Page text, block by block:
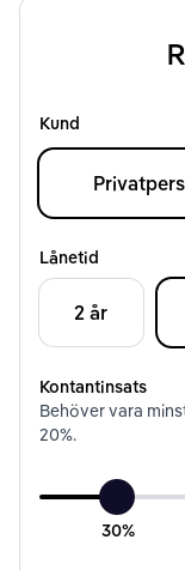
Kund
Lånetid
2 år
Kontantinsats
Behöver vara
20%.
30%